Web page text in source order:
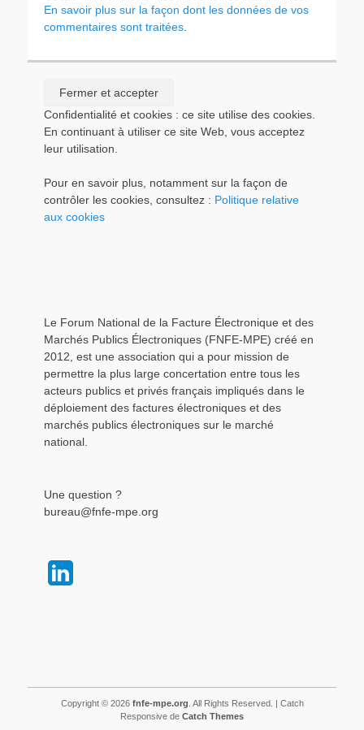
En savoir plus sur la façon dont les données de vos
commentaires sont traitées
Confidentialité et cookies : ce site utilise des cookies.
En continuant à utiliser ce site Web, vous acceptez
leur utilisation.
Pour en savoir plus, notamment sur la façon de
contrôler les cookies, consultez : Politique relative
aux cookies
Le Forum National de la Facture Électronique et des
Marchés Publics Électroniques (FNFE-MPE) créé en
2012, est une association qui a pour mission de
permettre la plus large concertation entre tous les
acteurs publics et privés français impliqués dans le
déploiement des factures électroniques et des
marchés publics électroniques sur le marché
national.
Une question ?
bureau@fnfe-mpe.org
Copyright © 2026 fnfe-mpe.org . All Rights Reserved. | Catch
Responsive de Catch Themes